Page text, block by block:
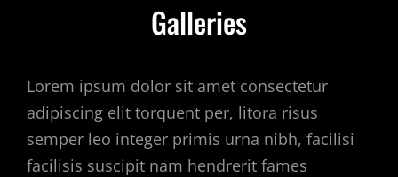
Galleries
Lorem ipsum dolor sit amet consectetur
adipiscing elit torquent per, litora risus
semper leo integer primis urna nibh, facilisi
facilisis suscipit nam hendrerit fames